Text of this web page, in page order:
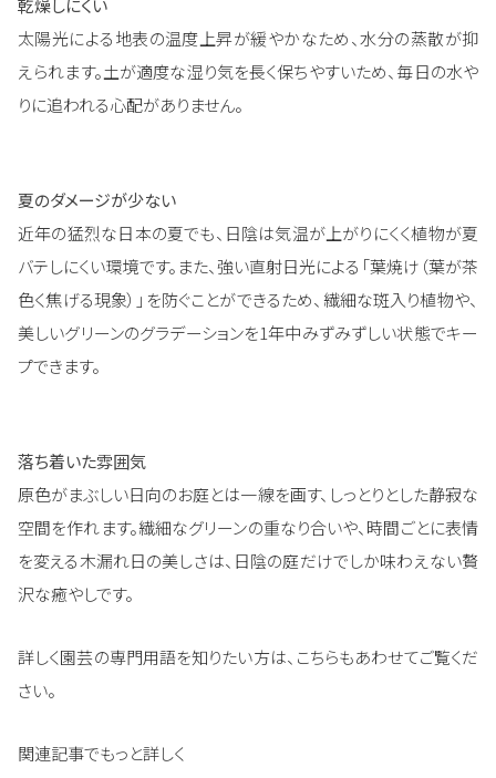
乾燥しにくい
太陽光による地表の温度上昇が緩やかなため、水分の蒸散が抑
えられます。土が適度な湿り気を長く保ちやすいため、毎日の水や
りに追われる心配がありません。
夏のダメージが少ない
近年の猛烈な日本の夏でも、日陰は気温が上がりにくく植物が夏
バテしにくい環境です。また、強い直射日光による「葉焼け（葉が茶
色く焦げる現象）」を防ぐことができるため、繊細な斑入り植物や、
美しいグリーンのグラデーションを1年中みずみずしい状態でキー
プできます。
落ち着いた雰囲気
原色がまぶしい日向のお庭とは一線を画す、しっとりとした静寂な
空間を作れます。繊細なグリーンの重なり合いや、時間ごとに表情
を変える木漏れ日の美しさは、日陰の庭だけでしか味わえない贅
沢な癒やしです。
詳しく園芸の専門用語を知りたい方は、こちらもあわせてご覧くだ
さい。
関連記事でもっと詳しく